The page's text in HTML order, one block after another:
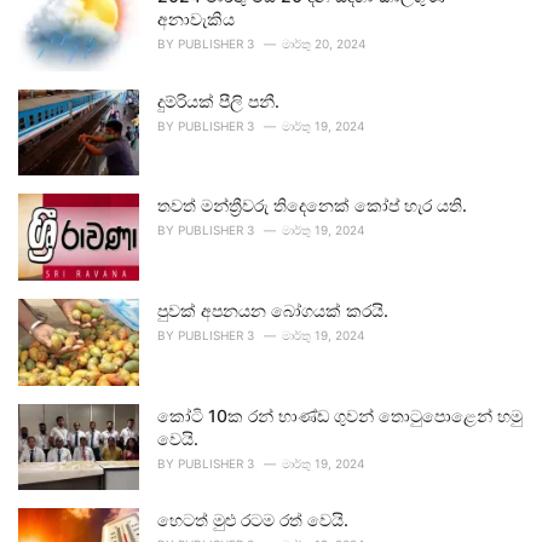
අනාවැකිය
BY PUBLISHER 3 මාර්තු 20, 2024
දුම්රියක් පීලි පනී.
BY PUBLISHER 3 මාර්තු 19, 2024
තවත් මන්ත්‍රීවරු තිදෙනෙක් කෝප් හැර යති.
BY PUBLISHER 3 මාර්තු 19, 2024
පුවක් අපනයන බෝගයක් කරයි.
BY PUBLISHER 3 මාර්තු 19, 2024
කෝටි 10ක රන් භාණ්ඩ ගුවන් තොටුපොළෙන් හමු
වෙයි.
BY PUBLISHER 3 මාර්තු 19, 2024
හෙටත් මුළු රටම රත් වෙයි.